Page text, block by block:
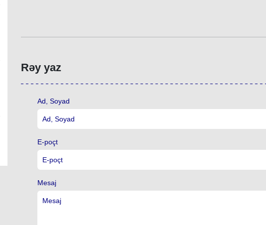
Rəy yaz
Ad, Soyad
E-poçt
Mesaj